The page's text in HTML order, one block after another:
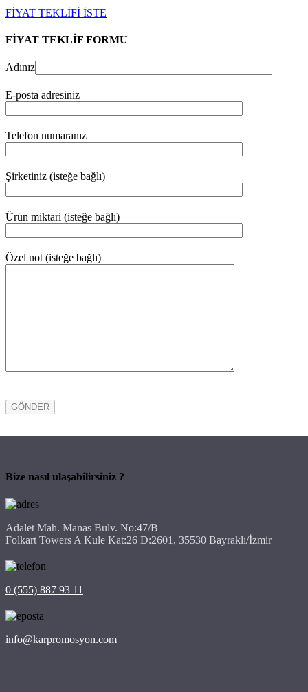
FİYAT TEKLİFİ İSTE
FİYAT TEKLİF FORMU
Adınız
E-posta adresiniz
Telefon numaranız
Şirketiniz (isteğe bağlı)
Ürün miktari (isteğe bağlı)
Özel not (isteğe bağlı)
Bize nasıl ulaşabilirsiniz ?
Adalet Mah. Manas Bulv. No:47/B
Folkart Towers A Kule Kat:26 D:2601, 35530 Bayraklı/İzmir
0 (555) 887 93 11
info@karpromosyon.com